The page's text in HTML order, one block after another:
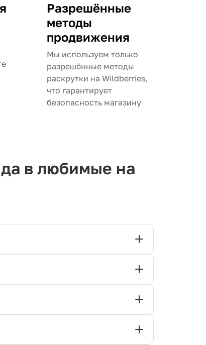
Разрешённые
методы
продвижения
Мы используем только
разрешённые методы
раскрутки на Wildberries,
что гарантирует
безопасность магазину
в любимые на